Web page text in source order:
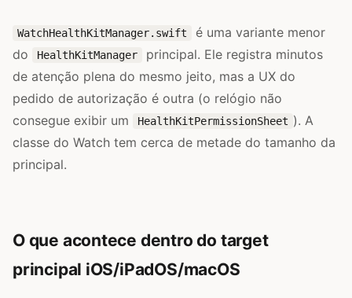
WatchHealthKitManager.swift
é uma variante menor
do
HealthKitManager
principal. Ele registra minutos
de atenção plena do mesmo jeito, mas a UX do
pedido de autorização é outra (o relógio não
consegue exibir um
HealthKitPermissionSheet ). A
classe do Watch tem cerca de metade do tamanho da
principal.
O que acontece dentro do target
principal iOS/iPadOS/macOS